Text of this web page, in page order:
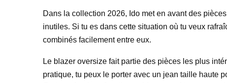
Dans la collection 2026, Ido met en avant des
inutiles. Si tu es dans cette situation où tu veux
combinés facilement entre eux.
Le blazer oversize fait partie des pièces les plus
pratique, tu peux le porter avec un jean taille haute